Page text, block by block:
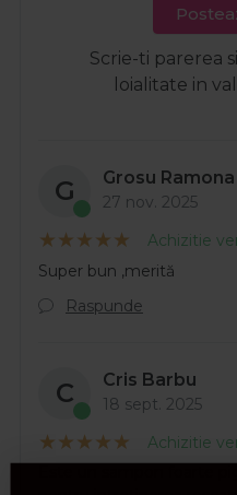
Scrie-ti parerea
loialitate in
G Grosu Ramona
27 nov. 2025
Achizitie
Super bun ,merită
Raspunde
C Cris Barbu
18 sept. 2025
Achizitie